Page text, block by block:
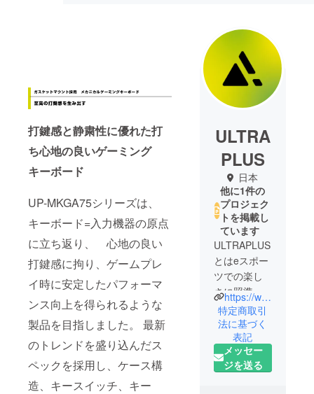
打鍵感と静粛性に優れた打
ち心地の良いゲーミング
キーボード
UP-MKGA75シリーズは、
キーボード=入力機器の原点
に立ち返り、 心地の良い
打鍵感に拘り、ゲームプレ
イ時に安定したパフォーマ
ンス向上を得られるような
製品を目指しました。 最新
のトレンドを盛り込んだス
ペックを採用し、ケース構
造、キースイッチ、キー
ULTRA
PLUS
日本
他に1件の
プロジェク
トを掲載し
ています
ULTRAPLUS
とはeスポー
ツでの楽し
さに照準を
合わせたブ
ランドで
す。
競技という
特性上、強
https://www.princeton.co.jp/ultraplus/
特定商取引
法に基づく
表記
メッセー
ジを送る